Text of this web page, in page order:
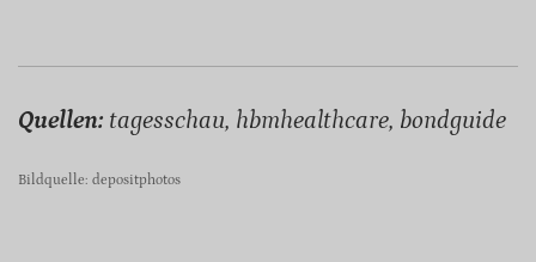
Quellen: tagesschau, hbmhealthcare, bondguide
Bildquelle: depositphotos